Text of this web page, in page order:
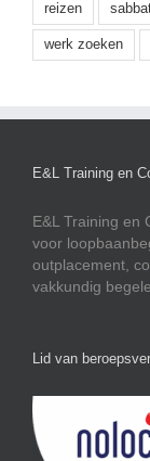
reizen
werk zoeken
E&L Training en
E&L Training en
voor
outplacement,
vakkundig
Lid van